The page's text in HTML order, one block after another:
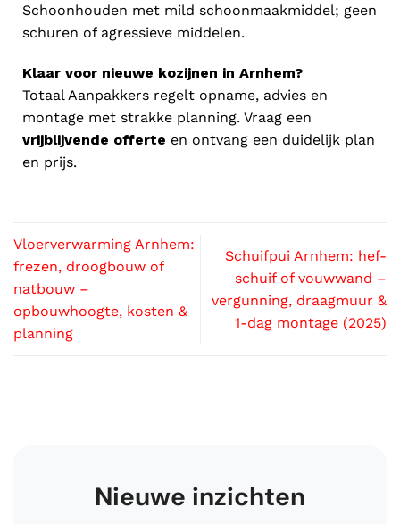
Schoonhouden met mild schoonmaakmiddel; geen
schuren of agressieve middelen.
Klaar voor nieuwe kozijnen in Arnhem?
Totaal Aanpakkers regelt opname, advies en
montage met strakke planning. Vraag een
vrijblijvende offerte en ontvang een duidelijk plan
en prijs.
Vloerverwarming Arnhem:
frezen, droogbouw of
natbouw –
opbouwhoogte, kosten &
planning
Schuifpui Arnhem: hef-
schuif of vouwwand –
vergunning, draagmuur &
1-dag montage (2025)
Nieuwe inzichten